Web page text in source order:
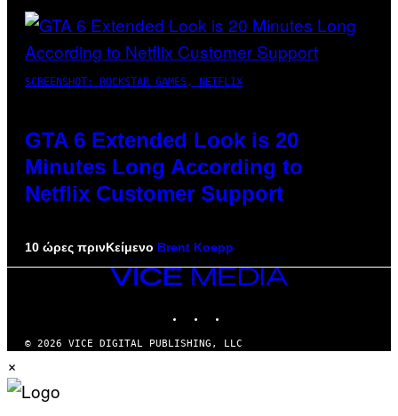
SCREENSHOT: ROCKSTAR GAMES, NETFLIX
GTA 6 Extended Look is 20
Minutes Long According to
Netflix Customer Support
10 ώρες πρινΚείμενο Brent Koepp
VICE
MEDIA
© 2026 VICE DIGITAL PUBLISHING, LLC
×